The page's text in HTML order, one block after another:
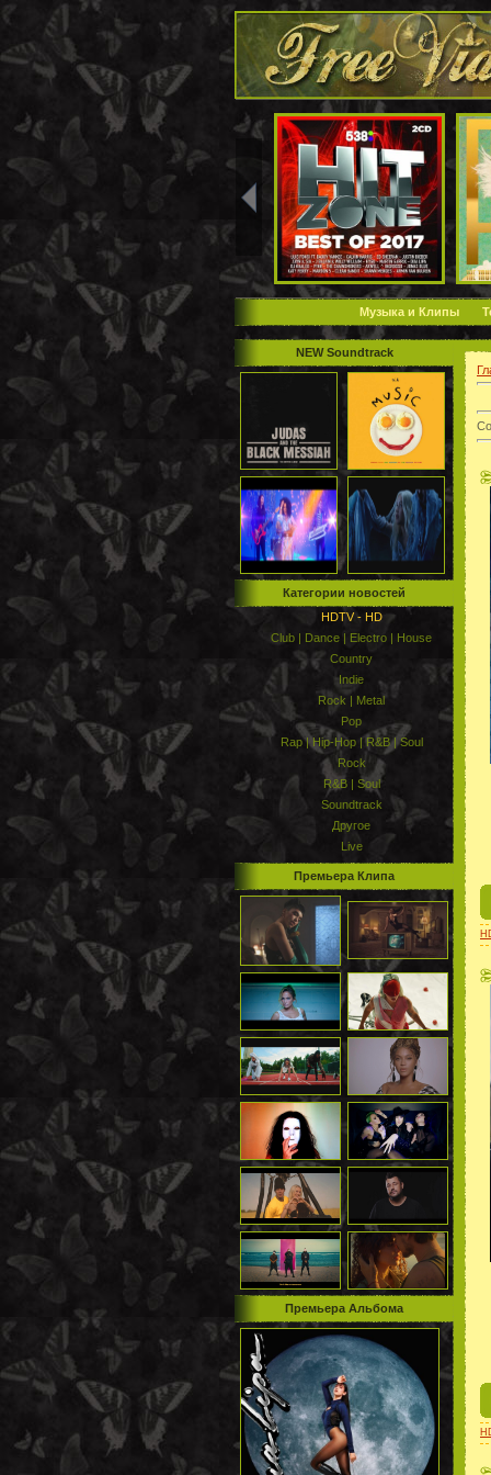
Музыка и Клипы
NEW Soundtrack
Категории новостей
HDTV - HD
Club | Dance | Electro | House
Country
Indie
Rock | Metal
Pop
Rap | Hip-Hop | R&B | Soul
Rock
R&B | Soul
Soundtrack
Другое
Live
Премьера Клипа
Премьера Альбома